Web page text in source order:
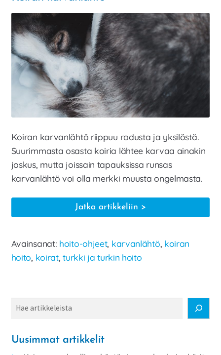
Koiran karvanlähtö riippuu rodusta ja yksilöstä.
Suurimmasta osasta koiria lähtee karvaa ainakin
joskus, mutta joissain tapauksissa runsas
karvanlähtö voi olla merkki muusta ongelmasta.
Jatka artikkeliin Koiran
Avainsanat: hoito-ohjeet, karvanlähtö, koiran
hoito, koirat,turkki ja turkin hoito
Haku
Uusimmat artikkelit